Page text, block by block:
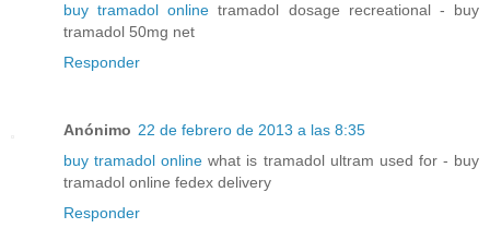
buy tramadol online tramadol dosage recreational - buy
tramadol 50mg net
Responder
Anónimo 22 de febrero de 2013 a las 8:35
buy tramadol online what is tramadol ultram used for - buy
tramadol online fedex delivery
Responder